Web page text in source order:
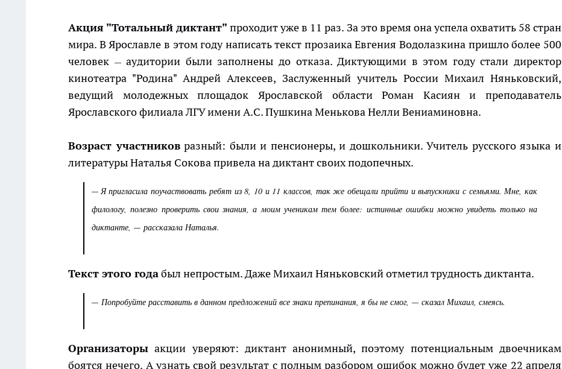
Акция "Тотальный диктант" проходит уже в 11 раз. За это время она успела охватить 58 стран
мира. В Ярославле в этом году написать текст прозаика Евгения Водолазкина пришло более 500
человек
—аудитории были заполнены до отказа. Диктующими в этом году стали директор
кинотеатра "Родина" Андрей Алексеев, Заслуженный учитель России Михаил Няньковский,
ведущий молодежных площадок Ярославской области Роман Касиян и преподаватель
Ярославского филиала ЛГУ имени А.С. Пушкина Менькова Нелли Вениаминовна.
Возраст участниковразный: были и пенсионеры, и дошкольники. Учитель русского языка и
литературы Наталья Сокова привела на диктант своих подопечных.
— Я пригласила поучаствовать ребят из 8, 10 и 11 классов, так же обещали прийти и выпускники с семьями. Мне, как
филологу, полезно проверить свои знания, а моим ученикам тем более: истинные ошибки можно увидеть только на
диктанте, — рассказала Наталья.
Текст этого годабыл непростым. Даже Михаил Няньковский отметил трудность диктанта.
— Попробуйте расставить в данном предложений все знаки препинания, я бы не смог, — сказал Михаил, смеясь.
Организаторы акции уверяют: диктант анонимный, поэтому потенциальным двоечникам
боятся нечего. А узнать свой результат с полным разбором ошибок можно будет уже 22 апреля